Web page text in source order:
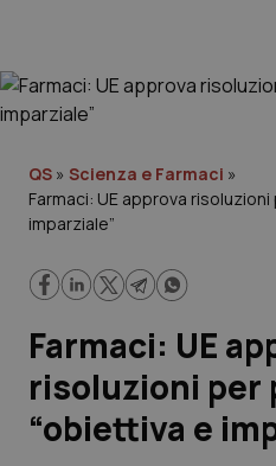
Governo e Parlamento
Regioni e Asl
Lavoro e Professioni
Scienza e Farmaci
Studi e Analisi
QS » Scienza e Farmaci »
Farmaci: UE approva
imparziale”
Farmaci: UE
risoluzioni per
“obiettiva e